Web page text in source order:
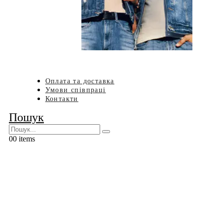
Оплата та доставка
Умови співпраці
Контакти
Пошук
00 items